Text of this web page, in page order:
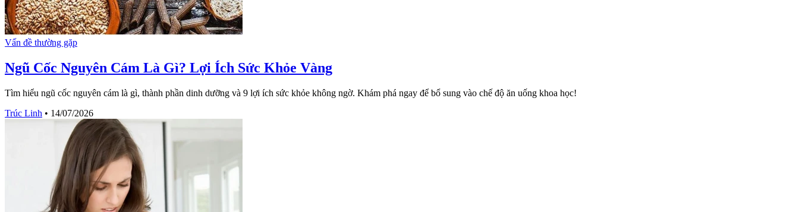
Vấn đề thường gặp
Ngũ Cốc Nguyên Cám Là Gì? Lợi Ích Sức Khỏe Vàng
Tìm hiểu ngũ cốc nguyên cám là gì, thành phần dinh dưỡng và 9 lợi ích sức khỏe không ngờ. Khám phá ngay để bổ sung vào chế độ ăn uống khoa học!
Trúc Linh • 14/07/2026